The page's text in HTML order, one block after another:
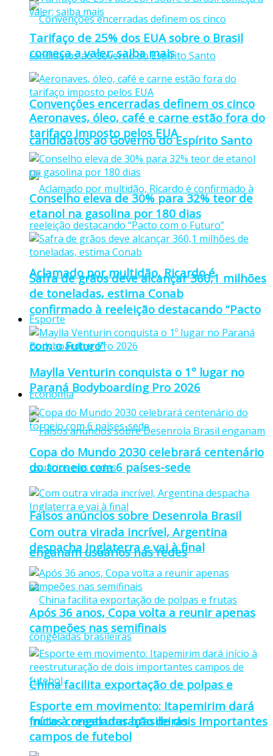
Convenções encerradas definem os cinco
candidatos ao Governo do Espírito Santo
Aclamado por multidão, Ricardo é
confirmado à reeleição destacando “Pacto
com o Futuro”
Economia
Falsos anúncios sobre Desenrola Brasil
enganam usuários nas redes
China facilita exportação de polpas e
frutas congeladas brasileiras
Tarifaço de 25% dos EUA sobre o Brasil
começa a valer; saiba mais
Aeronaves, óleo, café e carne estão fora do
tarifaço imposto pelos EUA
Conselho eleva de 30% para 32% teor de
etanol na gasolina por 180 dias
Safra de grãos deve alcançar 360,1 milhões
de toneladas, estima Conab
Esporte
Maylla Venturin conquista o 1º lugar no
Paraná Bodyboarding Pro 2026
Copa do Mundo 2030 celebrará centenário
do torneio com 6 países-sede
Com outra virada incrível, Argentina
despacha Inglaterra e vai à final
Após 36 anos, Copa volta a reunir apenas
campeões nas semifinais
Esporte em movimento: Itapemirim dará
início à reestruturação de dois importantes
campos de futebol